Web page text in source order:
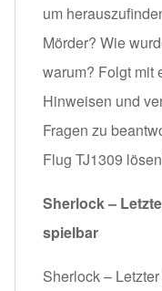
um
Mörder? Wie
warum? Folgt mit
Hinweisen und
Fragen zu
Flug TJ1309
Sherlock –
spielbar
Sherlock –